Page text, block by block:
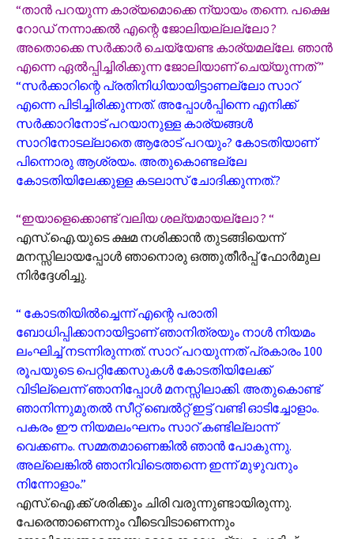
“താൻ പറയുന്ന കാര്യമൊക്കെ ന്യായം തന്നെ. പക്ഷെ
റോഡ് നന്നാക്കൽ എന്റെ ജോലിയല്ലല്ലോ ?
അതൊക്കെ സർക്കാർ ചെയ്യേണ്ട കാര്യമല്ലേ. ഞാൻ
എന്നെ ഏൽ‌പ്പിച്ചിരിക്കുന്ന ജോലിയാണ് ചെയ്യുന്നത് ”
“സർക്കാറിന്റെ പ്രതിനിധിയായിട്ടാണല്ലോ സാറ്
എന്നെ പിടിച്ചിരിക്കുന്നത്. അപ്പോൾപ്പിന്നെ എനിക്ക്
സർക്കാറിനോട് പറയാനുള്ള കാര്യങ്ങൾ
സാറിനോടല്ലാതെ ആരോട് പറയും? കോടതിയാണ്
പിന്നൊരു ആശ്രയം. അതുകൊണ്ടല്ലേ
കോടതിയിലേക്കുള്ള കടലാസ് ചോദിക്കുന്നത്.?
“ഇയാളെക്കൊണ്ട് വലിയ ശല്യമായല്ലോ ? “
എസ്.ഐ.യുടെ ക്ഷമ നശിക്കാൻ തുടങ്ങിയെന്ന്
മനസ്സിലായപ്പോൾ ഞാനൊരു ഒത്തുതീർപ്പ് ഫോർമുല
നിർദ്ദേശിച്ചു.
“ കോടതിയിൽച്ചെന്ന് എന്റെ പരാതി
ബോധിപ്പിക്കാനായിട്ടാണ് ഞാനിത്രയും നാൾ നിയമം
ലംഘിച്ച് നടന്നിരുന്നത്. സാറ് പറയുന്നത് പ്രകാരം 100
രൂപയുടെ പെറ്റിക്കേസുകൾ കോടതിയിലേക്ക്
വിടില്ലെന്ന് ഞാനിപ്പോൾ മനസ്സിലാക്കി. അതുകൊണ്ട്
ഞാനിന്നുമുതൽ സീറ്റ് ബെൽറ്റ് ഇട്ട് വണ്ടി ഓടിച്ചോളാം.
പകരം ഈ നിയമലംഘനം സാറ് കണ്ടില്ലാന്ന്
വെക്കണം. സമ്മതമാണെങ്കിൽ ഞാൻ പോകുന്നു.
അല്ലെങ്കിൽ ഞാനിവിടെത്തന്നെ ഇന്ന് മുഴുവനും
നിന്നോളാം.”
എസ്.ഐ.ക്ക് ശരിക്കും ചിരി വരുന്നുണ്ടായിരുന്നു.
പേരെന്താണെന്നും വീടെവിടാണെന്നും